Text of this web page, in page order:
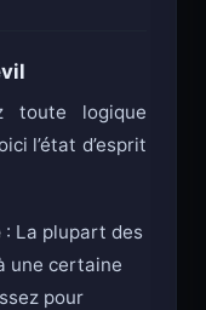
toute logique
l’état d’esprit
: La plupart des
une certaine
pour